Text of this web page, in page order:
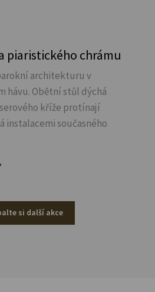
piaristického chrámu
architekturu v
hávu. Obětní stůl dýchá
kříže protínají
instalacemi současného
si další akce